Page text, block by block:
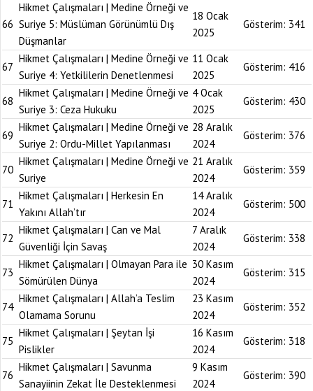
66
Hikmet Çalışmaları | Medine Örneği ve
Suriye 5: Müslüman Görünümlü Dış
Düşmanlar
18 Ocak
2025
Gösterim: 341
67
Hikmet Çalışmaları | Medine Örneği ve
Suriye 4: Yetkililerin Denetlenmesi
11 Ocak
2025
Gösterim: 416
68
Hikmet Çalışmaları | Medine Örneği ve
Suriye 3: Ceza Hukuku
4 Ocak
2025
Gösterim: 430
69
Hikmet Çalışmaları | Medine Örneği ve
Suriye 2: Ordu-Millet Yapılanması
28 Aralık
2024
Gösterim: 376
70
Hikmet Çalışmaları | Medine Örneği ve
Suriye
21 Aralık
2024
Gösterim: 359
71
Hikmet Çalışmaları | Herkesin En
Yakını Allah’tır
14 Aralık
2024
Gösterim: 500
72
Hikmet Çalışmaları | Can ve Mal
Güvenliği İçin Savaş
7 Aralık
2024
Gösterim: 338
73
Hikmet Çalışmaları | Olmayan Para ile
Sömürülen Dünya
30 Kasım
2024
Gösterim: 315
74
Hikmet Çalışmaları | Allah’a Teslim
Olamama Sorunu
23 Kasım
2024
Gösterim: 352
75
Hikmet Çalışmaları | Şeytan İşi
Pislikler
16 Kasım
2024
Gösterim: 318
76
Hikmet Çalışmaları | Savunma
Sanayiinin Zekat İle Desteklenmesi
9 Kasım
2024
Gösterim: 390